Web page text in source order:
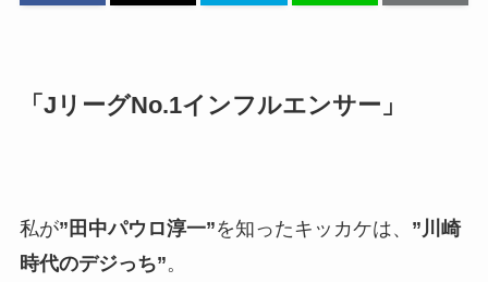
「JリーグNo.1インフルエンサー」
私が”田中パウロ淳一”を知ったキッカケは、 ”川崎
時代のデジっち”。